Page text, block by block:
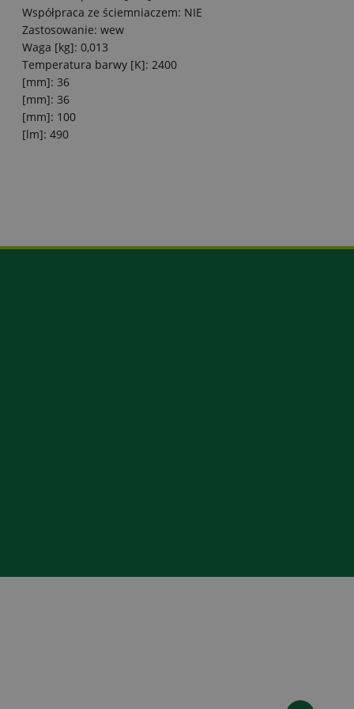
Współpraca ze ściemniaczem: NIE
Zastosowanie: wew
Waga [kg]: 0,013
Temperatura barwy [K]: 2400
[mm]: 36
[mm]: 36
[mm]: 100
[lm]: 490